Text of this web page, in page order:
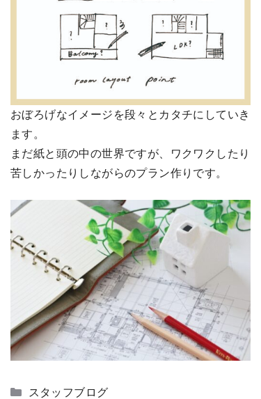
おぼろげなイメージを段々とカタチにしていき
ます。
まだ紙と頭の中の世界ですが、ワクワクしたり
苦しかったりしながらのプラン作りです。
カ
スタッフブログ